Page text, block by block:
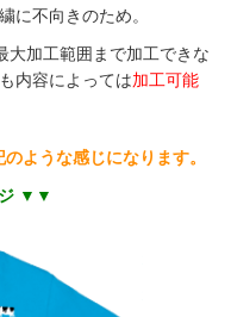
に不向きのため。
加工範囲まで加工できな
内容によっては加工可能
ような感じになります。
▼▼